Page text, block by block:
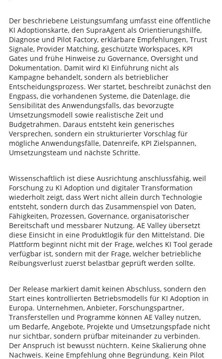
Der beschriebene Leistungsumfang umfasst eine öffentliche
KI Adoptionskarte, den SupraAgent als Orientierungshilfe,
Diagnose und Pilot Factory, erklärbare Empfehlungen, Trust
Signale, Provider Matching, geschützte Workspaces, KPI
Gates und frühe Hinweise zu Governance, Oversight und
Dokumentation. Damit wird KI Einführung nicht als
Kampagne behandelt, sondern als betrieblicher
Entscheidungsprozess. Wer startet, beschreibt zunächst den
Engpass, die vorhandenen Systeme, die Datenlage, die
Sensibilität des Anwendungsfalls, das bevorzugte
Umsetzungsmodell sowie realistische Zeit und
Budgetrahmen. Daraus entsteht kein generisches
Versprechen, sondern ein strukturierter Vorschlag für
mögliche Anwendungsfälle, Datenreife, KPI Zielspannen,
Umsetzungsteam und nächste Schritte.
Wissenschaftlich ist diese Ausrichtung anschlussfähig, weil
Forschung zu KI Adoption und digitaler Transformation
wiederholt zeigt, dass Wert nicht allein durch Technologie
entsteht, sondern durch das Zusammenspiel von Daten,
Fähigkeiten, Prozessen, Governance, organisatorischer
Bereitschaft und messbarer Nutzung. AE Valley übersetzt
diese Einsicht in eine Produktlogik für den Mittelstand. Die
Plattform beginnt nicht mit der Frage, welches KI Tool gerade
verfügbar ist, sondern mit der Frage, welcher betriebliche
Reibungsverlust zuerst belastbar geprüft werden sollte.
Der Release markiert damit keinen Abschluss, sondern den
Start eines kontrollierten Betriebsmodells für KI Adoption in
Europa. Unternehmen, Anbieter, Forschungspartner,
Transferstellen und Programme können AE Valley nutzen,
um Bedarfe, Angebote, Projekte und Umsetzungspfade nicht
nur sichtbar, sondern prüfbar miteinander zu verbinden.
Der Anspruch ist bewusst nüchtern. Keine Skalierung ohne
Nachweis. Keine Empfehlung ohne Begründung. Kein Pilot